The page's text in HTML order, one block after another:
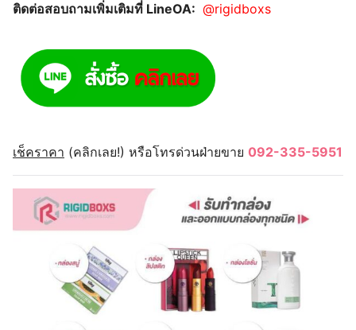
ติดต่อสอบถามเพิ่มเติมที่ LineOA: @rigidboxs
เช็คราคา (คลิกเลย!) หรือโทรด่วนฝ่ายขาย 092-335-5951